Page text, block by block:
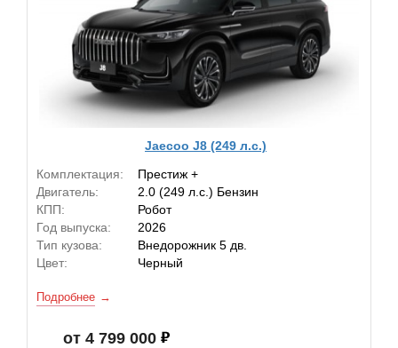
Jaecoo J8 (249 л.с.)
Комплектация:
Престиж +
Двигатель:
2.0 (249 л.с.) Бензин
КПП:
Робот
Год выпуска:
2026
Тип кузова:
Внедорожник 5 дв.
Цвет:
Черный
Подробнее
от 4 799 000